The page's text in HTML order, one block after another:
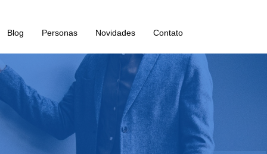
Blog Personas Novidades Contato